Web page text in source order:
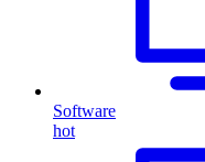
Software
hot